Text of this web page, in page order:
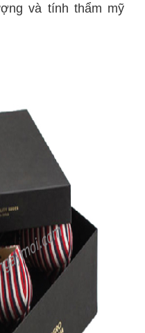
và tính thẩm mỹ